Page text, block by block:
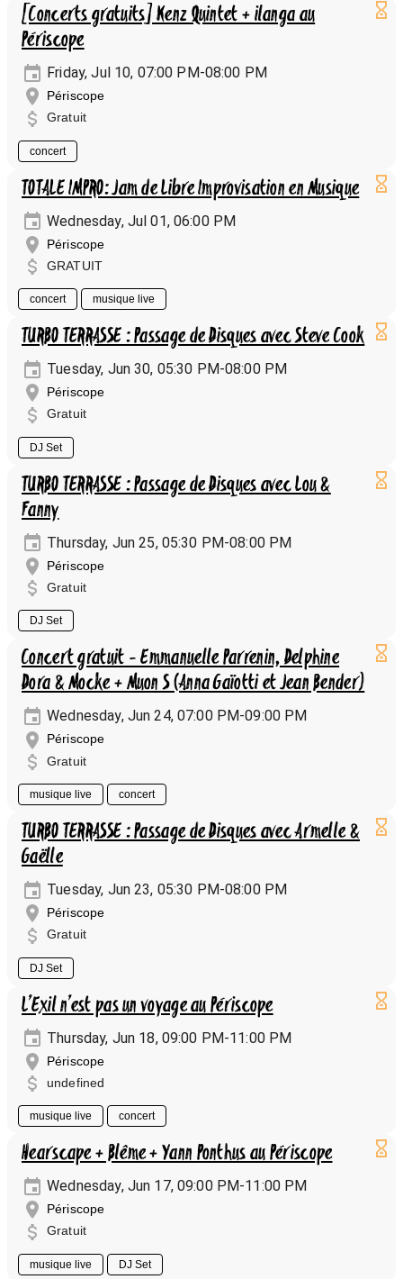
[Concerts gratuits] Kenz Quintet + ilanga au
Périscope
Friday, Jul 10, 07:00 PM-08:00 PM
Périscope
Gratuit
concert
TOTALE IMPRO: Jam de Libre Improvisation en Musique
Wednesday, Jul 01, 06:00 PM
Périscope
GRATUIT
concert musique live
TURBO TERRASSE : Passage de Disques avec Steve Cook
Tuesday, Jun 30, 05:30 PM-08:00 PM
Périscope
Gratuit
DJ Set
TURBO TERRASSE : Passage de Disques avec Lou &
Fanny
Thursday, Jun 25, 05:30 PM-08:00 PM
Périscope
Gratuit
DJ Set
Concert gratuit - Emmanuelle Parrenin, Delphine
Dora & Mocke + Muon S (Anna Gaïotti et Jean Bender)
Wednesday, Jun 24, 07:00 PM-09:00 PM
Périscope
Gratuit
musique live concert
TURBO TERRASSE : Passage de Disques avec Armelle &
Gaëlle
Tuesday, Jun 23, 05:30 PM-08:00 PM
Périscope
Gratuit
DJ Set
L’Exil n’est pas un voyage au Périscope
Thursday, Jun 18, 09:00 PM-11:00 PM
Périscope
undefined
musique live concert
Hearscape + Blême + Yann Ponthus au Périscope
Wednesday, Jun 17, 09:00 PM-11:00 PM
Périscope
Gratuit
musique live DJ Set